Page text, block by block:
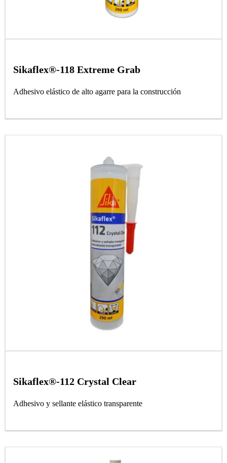
Sikaflex®-118 Extreme Grab
Adhesivo elástico de alto agarre para la construcción
Sikaflex®-112 Crystal Clear
Adhesivo y sellante elástico transparente